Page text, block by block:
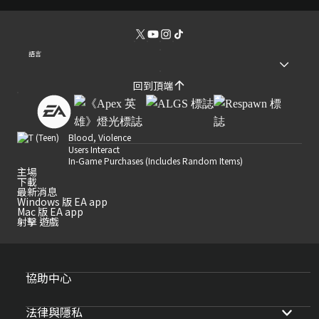
語言
回到頂端
Blood, Violence
Users Interact
In-Game Purchases (Includes Random Items)
主場
下載
最新消息
Windows 版 EA app
Mac 版 EA app
射擊 遊戲
協助中心
法律與隱私